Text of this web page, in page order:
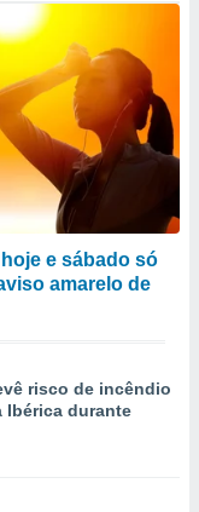
e sábado só
amarelo de
risco de incêndio
Ibérica durante